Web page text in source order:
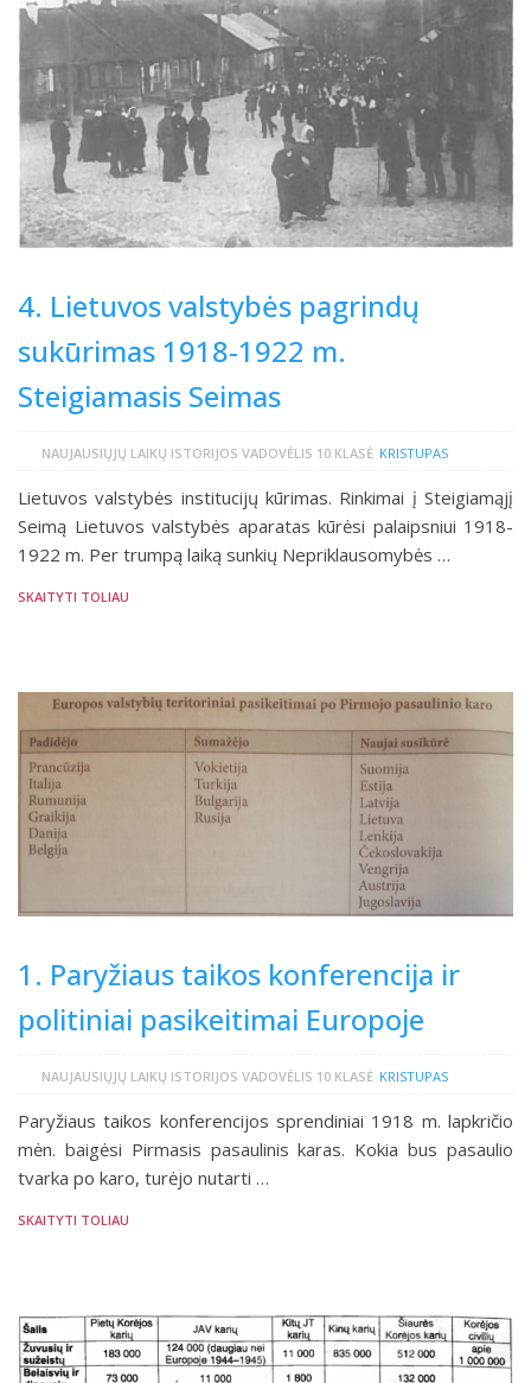
4. Lietuvos valstybės pagrindų
sukūrimas 1918-1922 m.
Steigiamasis Seimas
NAUJAUSIŲJŲ LAIKŲ ISTORIJOS VADOVĖLIS 10 KLASĖ KRISTUPAS
Lietuvos valstybės institucijų kūrimas. Rinkimai į Steigiamąjį
Seimą Lietuvos valstybės aparatas kūrėsi palaipsniui 1918-
1922 m. Per trumpą laiką sunkių Nepriklausomybės …
SKAITYTI TOLIAU
1. Paryžiaus taikos konferencija ir
politiniai pasikeitimai Europoje
NAUJAUSIŲJŲ LAIKŲ ISTORIJOS VADOVĖLIS 10 KLASĖ KRISTUPAS
Paryžiaus taikos konferencijos sprendiniai 1918 m. lapkričio
mėn. baigėsi Pirmasis pasaulinis karas. Kokia bus pasaulio
tvarka po karo, turėjo nutarti …
SKAITYTI TOLIAU